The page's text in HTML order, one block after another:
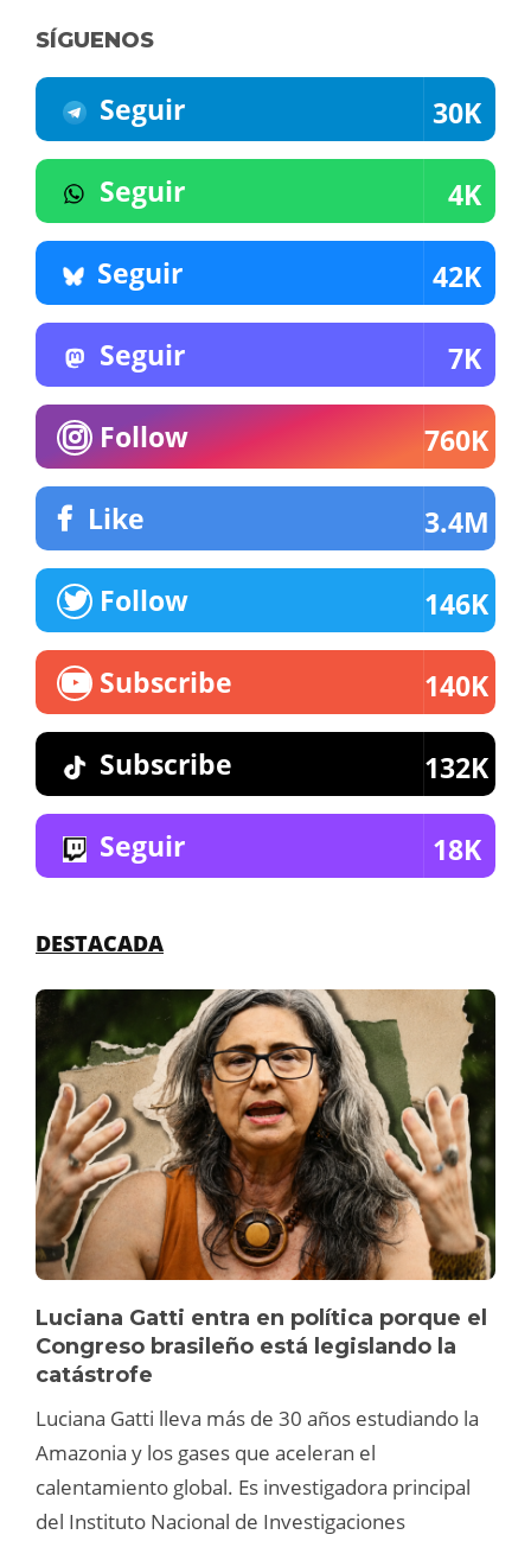
SÍGUENOS
Seguir 30K
Seguir 4K
Seguir 42K
Seguir 7K
Follow 760K
Like 3.4M
Follow 146K
Subscribe 140K
Subscribe 132K
Seguir 18K
DESTACADA
Luciana Gatti entra en política porque el
Congreso brasileño está legislando la
catástrofe
Luciana Gatti lleva más de 30 años estudiando la
Amazonia y los gases que aceleran el
calentamiento global. Es investigadora principal
del Instituto Nacional de Investigaciones